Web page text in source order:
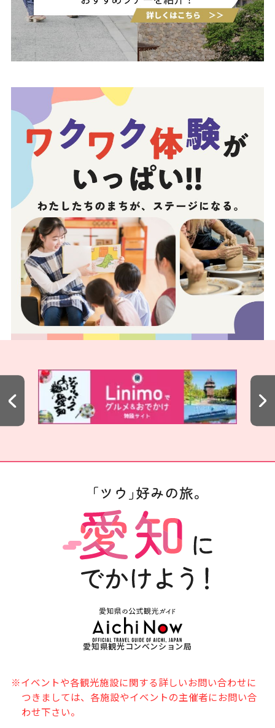
愛知県観光コンベンション局
※イベントや各観光施設に関する詳しいお問い合わせに
つきましては、各施設やイベントの主催者にお問い合
わせ下さい。